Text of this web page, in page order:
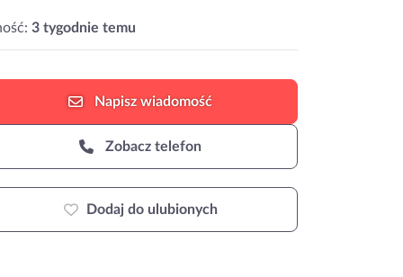
3 tygodnie temu
Napisz wiadomość
Zobacz telefon
Dodaj do ulubionych